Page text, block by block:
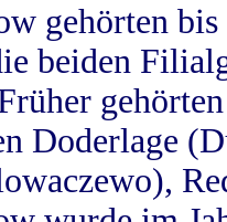
gehörten
beiden
Doderlage